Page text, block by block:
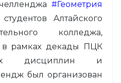
#Геометрия
Алтайского
колледжа,
в рамках декады ПЦК
дисциплин и
был организован